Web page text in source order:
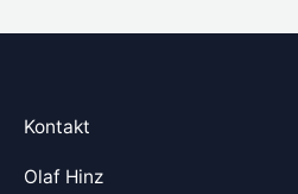
Kontakt
Olaf Hinz